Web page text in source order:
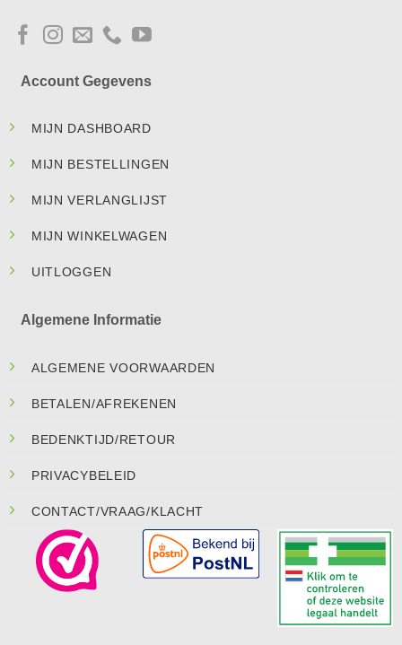
Account Gegevens
MIJN DASHBOARD
MIJN BESTELLINGEN
MIJN VERLANGLIJST
MIJN WINKELWAGEN
UITLOGGEN
Algemene Informatie
ALGEMENE VOORWAARDEN
BETALEN/AFREKENEN
BEDENKTIJD/RETOUR
PRIVACYBELEID
CONTACT/VRAAG/KLACHT